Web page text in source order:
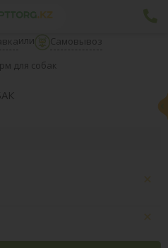
или
Самовывоз
для собак